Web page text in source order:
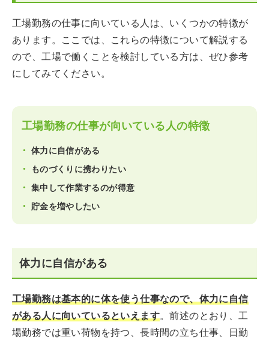
工場勤務の仕事に向いている人は、いくつかの特徴が
あります。ここでは、これらの特徴について解説する
ので、工場で働くことを検討している方は、ぜひ参考
にしてみてください。
工場勤務の仕事が向いている人の特徴
体力に自信がある
ものづくりに携わりたい
集中して作業するのが得意
貯金を増やしたい
体力に自信がある
工場勤務は基本的に体を使う仕事なので、体力に自信
がある人に向いているといえます。前述のとおり、工
場勤務では重い荷物を持つ、長時間の立ち仕事、日勤